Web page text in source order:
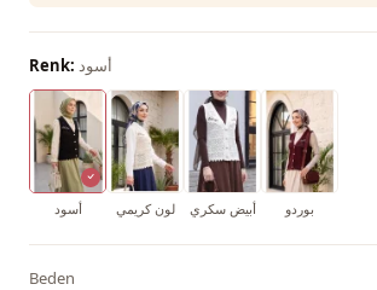
Renk: أسود
أسود لون كريمي أبيض سكري بوردو
Beden